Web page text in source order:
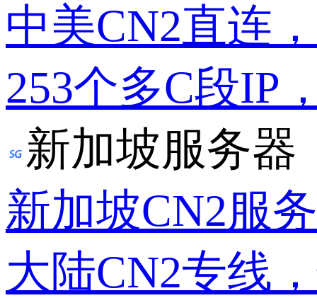
中美CN2直连
253个多C段IP
新加坡服务器
新加坡CN2服
大陆CN2专线